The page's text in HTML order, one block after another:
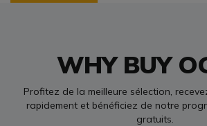
WHY BUY
Profitez de la meilleure sélection,
rapidement et bénéficiez de notre
gratuits.